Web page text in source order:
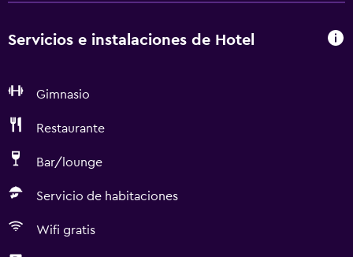
Servicios e instalaciones de Hotel
Gimnasio
Restaurante
Bar/lounge
Servicio de habitaciones
Wifi gratis